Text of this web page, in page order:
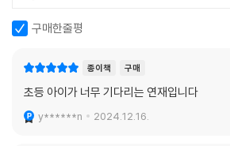
진하게 선보인다. 이 작가의 작품이 왜 이토록
흡인력 넘치는 스토리, 감성적인 일러스트
문해력의 위기를 돌파할 단 하나의 책!
구매한줄평
종이책 구매
초등 아이가 너무 기다리는 연재입니다
y******n 2024.12.16.